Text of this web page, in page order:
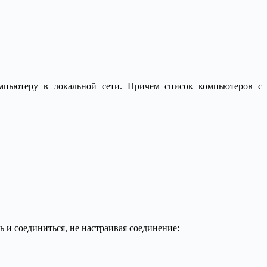
в локальной сети. Причем список компьютеров с
соединиться, не настраивая соединение: